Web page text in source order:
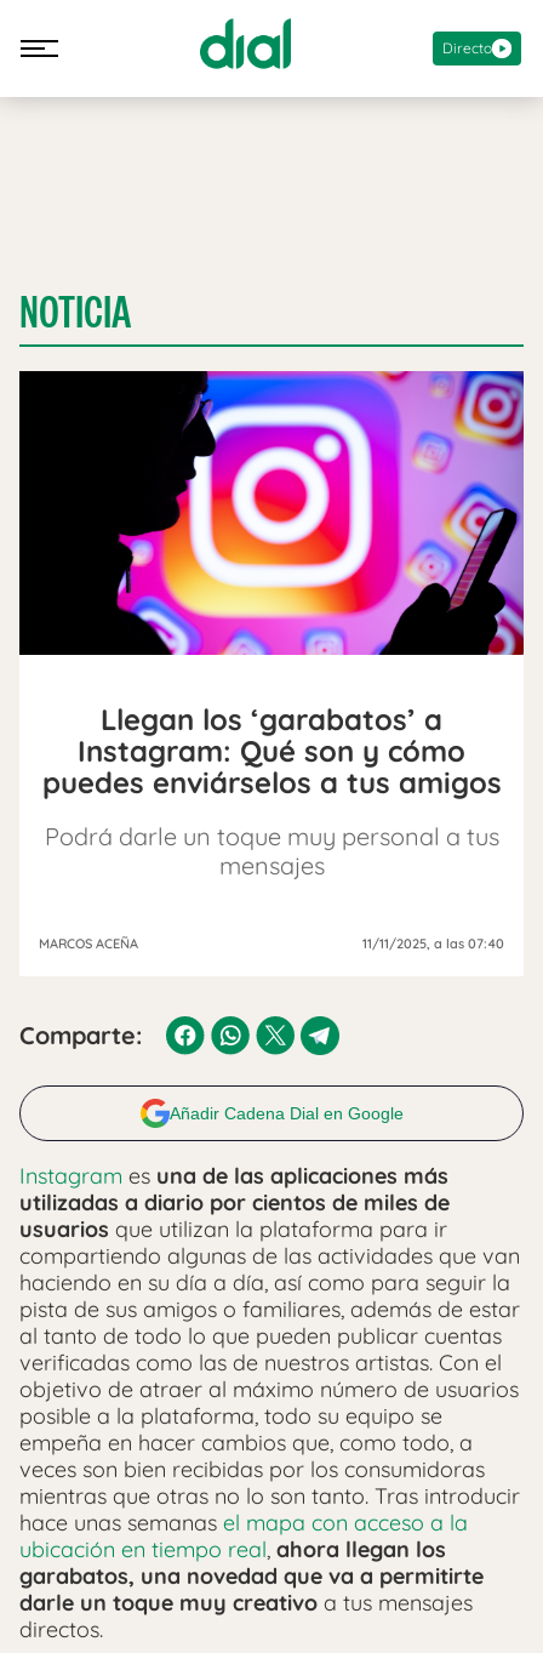
Directo
NOTICIA
Llegan los ‘garabatos’ a
Instagram: Qué son y cómo
puedes enviárselos a tus amigos
Podrá darle un toque muy personal a tus
mensajes
MARCOS ACEÑA 11/11/2025, a las 07:40
Comparte:
Añadir Cadena Dial en Google
Instagram es una de las aplicaciones más
utilizadas a diario por cientos de miles de
usuarios que utilizan la plataforma para ir
compartiendo algunas de las actividades que van
haciendo en su día a día, así como para seguir la
pista de sus amigos o familiares, además de estar
al tanto de todo lo que pueden publicar cuentas
verificadas como las de nuestros artistas. Con el
objetivo de atraer al máximo número de usuarios
posible a la plataforma, todo su equipo se
empeña en hacer cambios que, como todo, a
veces son bien recibidas por los consumidoras
mientras que otras no lo son tanto. Tras introducir
hace unas semanas el mapa con acceso a la
ubicación en tiempo real, ahora llegan los
garabatos, una novedad que va a permitirte
darle un toque muy creativo a tus mensajes
directos.